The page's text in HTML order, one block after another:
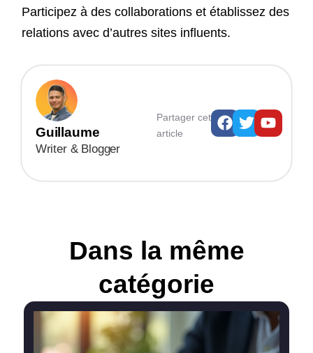
Participez à des collaborations et établissez des
relations avec d’autres sites influents.
Guillaume
Writer & Blogger
Partager cet
article
Facebook
Twitter
Dans la même
catégorie